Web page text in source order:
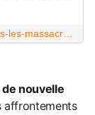
nouvelle
affrontements